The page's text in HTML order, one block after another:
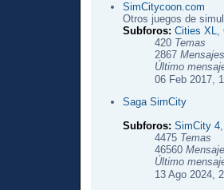
SimCitycoon.com
Otros juegos de
Subforos:Cities XL,
420 Temas
2867Mensajes
Último
06 Feb 2017,
Saga SimCity
Subforos:SimCity 4
4475 Temas
46560
Último
13 Ago 2024,